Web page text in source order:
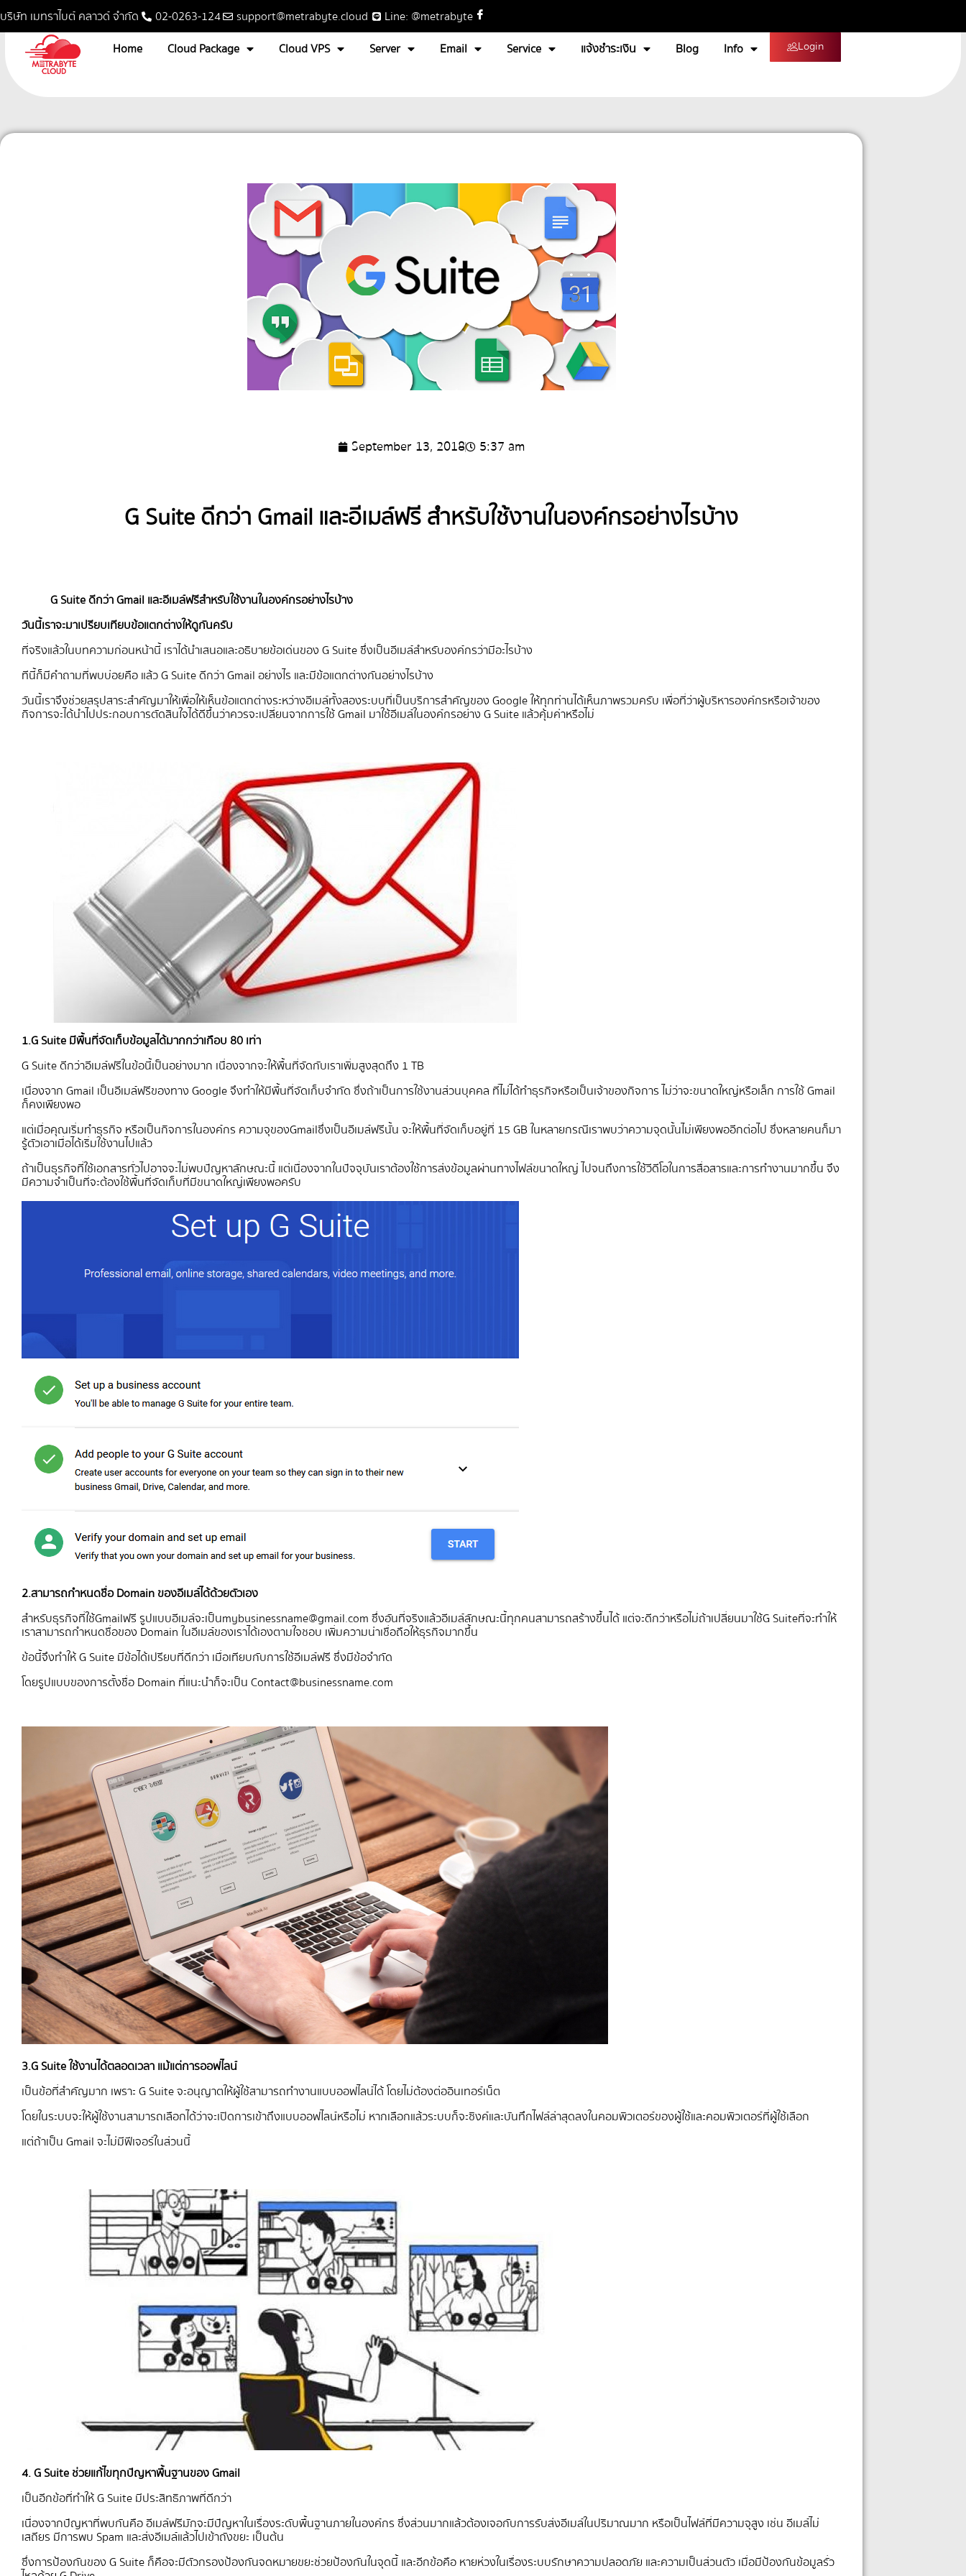
บริษัท เมทราไบต์ คลาวด์ จำกัด 02-0263-124 support@metrabyte.cloud
Line: @metrabyte
Home
Cloud Package Cloud VPS Server Email Service แจ้งชำระเงิน Blog Info Login
September 13, 2018 5:37 am
G Suite ดีกว่า Gmail และอีเมล์ฟรี สำหรับใช้งานในองค์กรอย่างไรบ้าง
G Suite ดีกว่า Gmail และอีเมล์ฟรีสำหรับใช้งานในองค์กรอย่างไรบ้าง
วันนี้เราจะมาเปรียบเทียบข้อแตกต่างให้ดูกันครับ
ที่จริงแล้วในบทความก่อนหน้านี้ เราได้นำเสนอและอธิบายข้อเด่นของ G Suite ซึ่งเป็นอีเมล์สำหรับองค์กรว่ามีอะไรบ้าง
ทีนี้ก็มีคำถามที่พบบ่อยคือ แล้ว G Suite ดีกว่า Gmail อย่างไร และมีข้อแตกต่างกันอย่างไรบ้าง
วันนี้เราจึงช่วยสรุปสาระสำคัญมาให้เพื่อให้เห็นข้อแตกต่างระหว่างอีเมล์ทั้งสองระบบที่เป็นบริการสำคัญของ Google ให้ทุกท่านได้เห็นภาพรวมครับ เพื่อที่ว่าผู้บริหารองค์กรหรือเจ้าของ
กิจการจะได้นำไปประกอบการตัดสินใจได้ดีขึ้นว่าควรจะเปลี่ยนจากการใช้ Gmail มาใช้อีเมล์ในองค์กรอย่าง G Suite แล้วคุ้มค่าหรือไม่
1.G Suite มีพื้นที่จัดเก็บข้อมูลได้มากกว่าเกือบ 80 เท่า
G Suite ดีกว่าอีเมล์ฟรีในข้อนี้เป็นอย่างมาก เนื่องจากจะให้พื้นที่จัดกับเราเพิ่มสูงสุดถึง 1 TB
เนื่องจาก Gmail เป็นอีเมล์ฟรีของทาง Google จึงทำให้มีพื้นที่จัดเก็บจำกัด ซึ่งถ้าเป็นการใช้งานส่วนบุคคล ที่ไม่ได้ทำธุรกิจหรือเป็นเจ้าของกิจการ ไม่ว่าจะขนาดใหญ่หรือเล็ก การใช้ Gmail
ก็คงเพียงพอ
แต่เมื่อคุณเริ่มทำธุรกิจ หรือเป็นกิจการในองค์กร ความจุของ Gmail ซึ่งเป็นอีเมล์ฟรีนั้น จะให้พื้นที่จัดเก็บอยู่ที่ 15 GB ในหลายกรณีเราพบว่าความจุดนั้นไม่เพียงพออีกต่อไป ซึ่งหลายคนก็มา
รู้ตัวเอาเมื่อได้เริ่มใช้งานไปแล้ว
ถ้าเป็นธุรกิจที่ใช้เอกสารทั่วไปอาจจะไม่พบปัญหาลักษณะนี้ แต่เนื่องจากในปัจจุบันเราต้องใช้การส่งข้อมูลผ่านทางไฟล์ขนาดใหญ่ ไปจนถึงการใช้วีดีโอในการสื่อสารและการทำงานมากขึ้น จึง
มีความจำเป็นที่จะต้องใช้พื้นที่จัดเก็บที่มีขนาดใหญ่เพียงพอครับ
2.สามารถกำหนดชื่อ Domain ของอีเมล์ได้ด้วยตัวเอง
สำหรับธุรกิจที่ใช้ Gmail ฟรี รูปแบบอีเมล์จะเป็นmybusinessname@gmail.comซึ่งอันที่จริงแล้วอีเมล์ลักษณะนี้ทุกคนสามารถสร้างขึ้นได้ แต่จะดีกว่าหรือไม่ถ้าเปลี่ยนมาใช้ G Suite ที่จะทำให้
เราสามารถกำหนดชื่อของ Domain ในอีเมล์ของเราได้เองตามใจชอบ เพิ่มความน่าเชื่อถือให้ธุรกิจมากขึ้น
ข้อนี้จึงทำให้ G Suite มีข้อได้เปรียบที่ดีกว่า เมื่อเทียบกับการใช้อีเมล์ฟรี ซึ่งมีข้อจำกัด
โดยรูปแบบของการตั้งชื่อ Domain ที่แนะนำก็จะเป็นContact@businessname.com
3.G Suite ใช้งานได้ตลอดเวลา แม้แต่การออฟไลน์
เป็นข้อที่สำคัญมาก เพราะ G Suite จะอนุญาตให้ผู้ใช้สามารถทำงานแบบออฟไลน์ได้ โดยไม่ต้องต่ออินเทอร์เน็ต
โดยในระบบจะให้ผู้ใช้งานสามารถเลือกได้ว่าจะเปิดการเข้าถึงแบบออฟไลน์หรือไม่ หากเลือกแล้วระบบก็จะซิงค์และบันทึกไฟล์ล่าสุดลงในคอมพิวเตอร์ของผู้ใช้และคอมพิวเตอร์ที่ผู้ใช้เลือก
แต่ถ้าเป็น Gmail จะไม่มีฟีเจอร์ในส่วนนี้
4. G Suite ช่วยแก้ไขทุกปัญหาพื้นฐานของ Gmail
เป็นอีกข้อที่ทำให้ G Suite มีประสิทธิภาพที่ดีกว่า
เนื่องจากปัญหาที่พบกันคือ อีเมล์ฟรีมักจะมีปัญหาในเรื่องระดับพื้นฐานภายในองค์กร ซึ่งส่วนมากแล้วต้องเจอกับการรับส่งอีเมล์ในปริมาณมาก หรือเป็นไฟล์ที่มีความจุสูง เช่น อีเมล์ไม่
เสถียร มีการพบ Spam และส่งอีเมล์แล้วไปเข้าถังขยะ เป็นต้น
ซึ่งการป้องกันของ G Suite ก็คือจะมีตัวกรองป้องกันจดหมายขยะช่วยป้องกันในจุดนี้ และอีกข้อคือ หายห่วงในเรื่องระบบรักษาความปลอดภัย และความเป็นส่วนตัว เมื่อมีป้องกันข้อมูลรั่ว